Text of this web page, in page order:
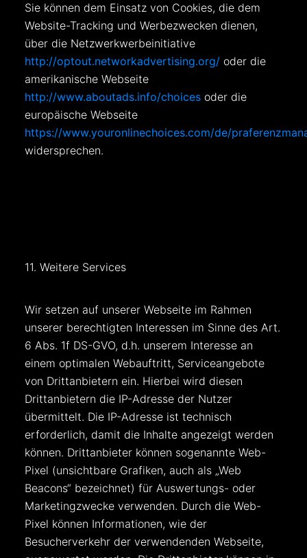
Sie können dem Einsatz von Cookies, die dem
Website-Tracking und Werbezwecken dienen,
über die Netzwerkwerbeinitiative
http://optout.networkadvertising.org/ oder die
amerikanische Webseite
http://www.aboutads.info/choices oder die
europäische Webseite
https://www.youronlinechoices.com/de/
widersprechen.
11. Weitere Services
Wir setzen auf unserer Webseite im Rahmen
unserer berechtigten Interessen im Sinne des Art.
6 Abs. 1f DS-GVO, d.h. unserem Interesse an
einem optimalen Webauftritt, Serviceangebote
von Drittanbietern ein. Hierbei wird diesen
Drittanbietern die IP-Adresse der Nutzer
übermittelt. Die IP-Adresse ist technisch
erforderlich, damit die Inhalte angezeigt werden
können. Drittanbieter können sogenannte Web-
Pixel (unsichtbare Grafiken, auch als „Web
Beacons“ bezeichnet) für Auswertungs- oder
Marketingzwecke verwenden. Durch die Web-
Pixel können Informationen, wie der
Besucherverkehr der verwendenden Webseite,